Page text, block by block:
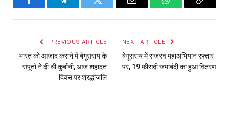
FacebookTelegramTwitter Email WhatsAppCopy
PREVIOUS ARTICLE
भारत को आजाद कराने में बेगूसराय के
सपूतों ने दी थी कुर्बानी, आज शहादत
दिवस पर श्रद्धांजलि
NEXT ARTICLE
बेगूसराय में राजस्व महाअभियान रफ्तार
पर, 19 फीसदी जमाबंदी का हुआ वितरण